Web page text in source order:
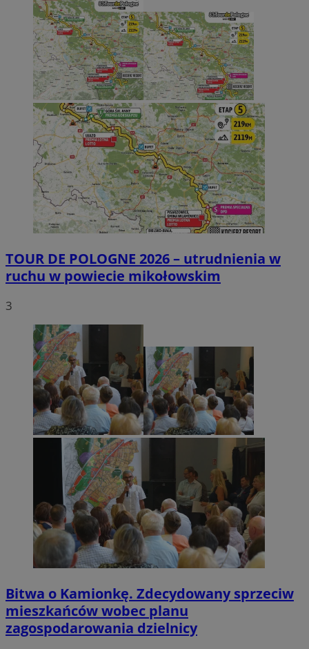
TOUR DE POLOGNE 2026 – utrudnienia w
ruchu w powiecie mikołowskim
3
Bitwa o Kamionkę. Zdecydowany sprzeciw
mieszkańców wobec planu
zagospodarowania dzielnicy